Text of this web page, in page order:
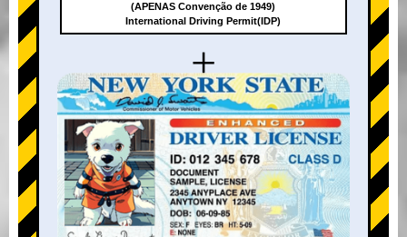
+
(APENAS Convenção de 1949)
International Driving Permit(IDP)